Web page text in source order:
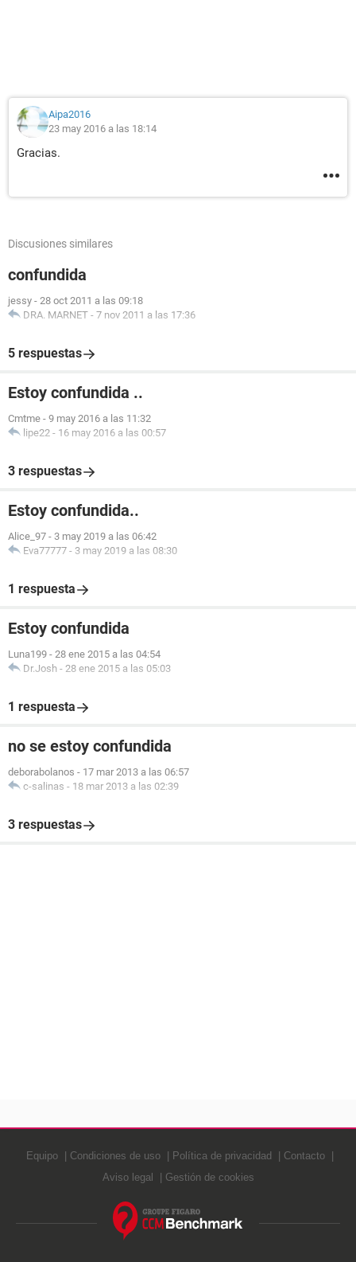
Aipa2016
23 may 2016 a las 18:14
Gracias.
Discusiones similares
confundida
jessy - 28 oct 2011 a las 09:18
DRA. MARNET - 7 nov 2011 a las 17:36
5 respuestas
Estoy confundida ..
Cmtme - 9 may 2016 a las 11:32
lipe22 - 16 may 2016 a las 00:57
3 respuestas
Estoy confundida..
Alice_97 - 3 may 2019 a las 06:42
Eva77777 - 3 may 2019 a las 08:30
1 respuesta
Estoy confundida
Luna199 - 28 ene 2015 a las 04:54
Dr.Josh - 28 ene 2015 a las 05:03
1 respuesta
no se estoy confundida
deborabolanos - 17 mar 2013 a las 06:57
c-salinas - 18 mar 2013 a las 02:39
3 respuestas
Equipo Condiciones de uso Política de privacidad
Contacto
Aviso legal
Gestión de cookies